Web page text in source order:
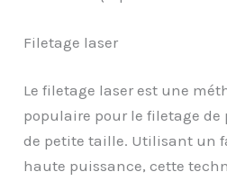
Filetage laser
Le filetage laser est une
populaire pour le filetage de
de petite taille. Utilisant un
haute puissance, cette